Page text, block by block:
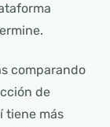
comparando
de
tiene más